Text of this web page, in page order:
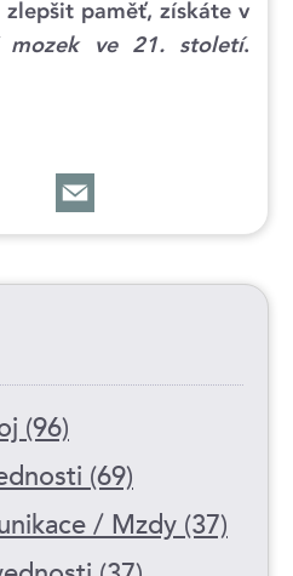
paměť, získáte v
mozek ve 21. století.
(96)
(69)
/ Mzdy (37)